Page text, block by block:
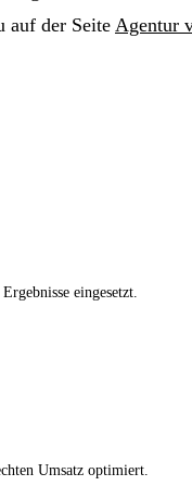
auf der Seite Agentur
eingesetzt.
Umsatz optimiert.